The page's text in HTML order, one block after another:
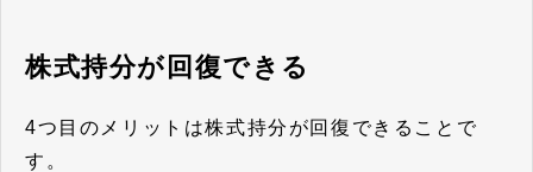
株式持分が回復できる
4つ目のメリットは株式持分が回復できることで
す。